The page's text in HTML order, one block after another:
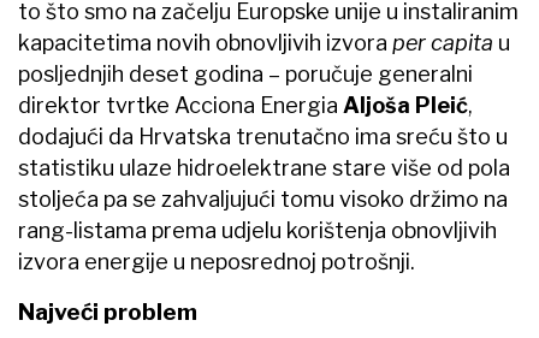
to što smo na začelju Europske unije u instaliranim
kapacitetima novih obnovljivih izvora per capita u
posljednjih deset godina – poručuje generalni
direktor tvrtke Acciona Energia Aljoša Pleić,
dodajući da Hrvatska trenutačno ima sreću što u
statistiku ulaze hidroelektrane stare više od pola
stoljeća pa se zahvaljujući tomu visoko držimo na
rang-listama prema udjelu korištenja obnovljivih
izvora energije u neposrednoj potrošnji.
Najveći problem